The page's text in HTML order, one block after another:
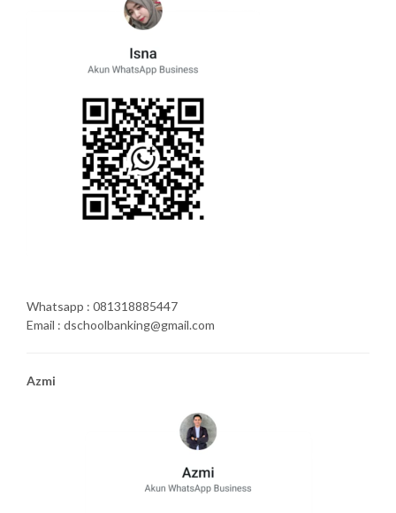
Whatsapp : 081318885447
Email : dschoolbanking@gmail.com
Azmi